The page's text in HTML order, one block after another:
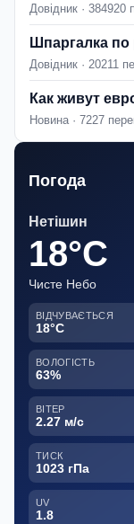
Довідник · 384920
Шпаргалка по
Довідник · 20211
Как живут
Новина · 7227
Погода
Нетішин
18°C
Чисте Небо
ВІДЧУВАЄТЬСЯ
18°C
ВОЛОГІСТЬ
63%
ВІТЕР
2.27 м/с
ТИСК
1023 гПа
UV
1.8